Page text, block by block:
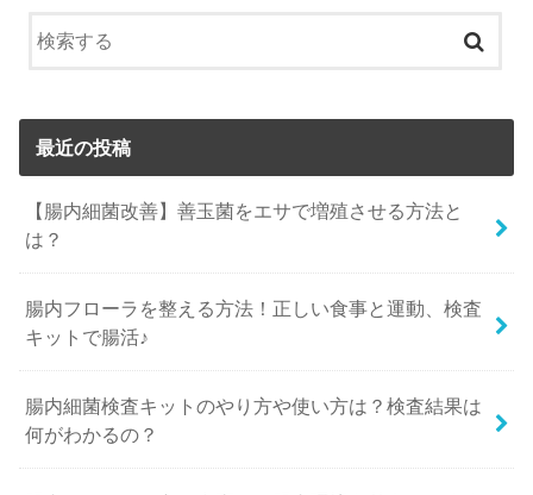
最近の投稿
【腸内細菌改善】善玉菌をエサで増殖させる方法と
は？
腸内フローラを整える方法！正しい食事と運動、検査
キットで腸活♪
腸内細菌検査キットのやり方や使い方は？検査結果は
何がわかるの？